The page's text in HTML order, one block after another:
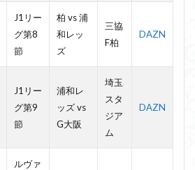
J1リー
グ第8
節
柏 vs 浦
和レッ
ズ
三協
F柏
DAZN
J1リー
グ第9
節
浦和レ
ッズ vs
G大阪
埼玉
スタ
ジア
ム
DAZN
ルヴァ